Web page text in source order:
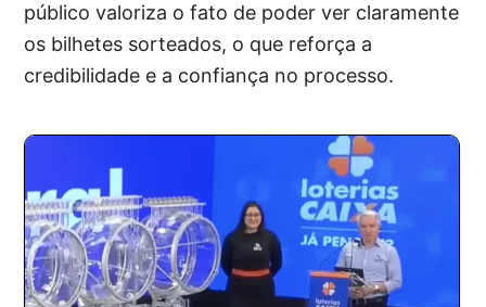
público valoriza o fato de poder ver claramente
os bilhetes sorteados, o que reforça a
credibilidade e a confiança no processo.